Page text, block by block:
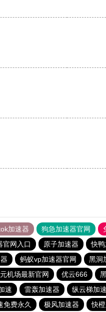
加速器 狗急加速器官网
官网入口 原子加速器 快
蚂蚁vp加速器官网 黑洞
机场最新官网 优云666
速 雷轰加速器 纵云梯加
免费永久 极风加速器 快